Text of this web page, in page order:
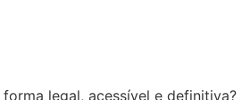
legal, acessível e